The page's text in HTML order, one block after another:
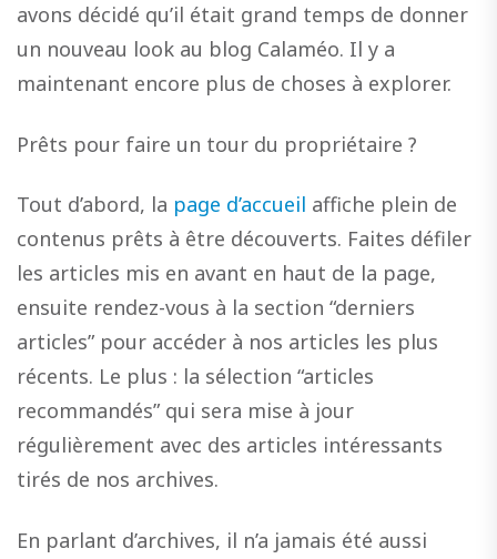
avons décidé qu’il était grand temps de donner
un nouveau look au blog Calaméo. Il y a
maintenant encore plus de choses à explorer.
Prêts pour faire un tour du propriétaire ?
Tout d’abord, la page d’accueil affiche plein de
contenus prêts à être découverts. Faites défiler
les articles mis en avant en haut de la page,
ensuite rendez-vous à la section “derniers
articles” pour accéder à nos articles les plus
récents. Le plus : la sélection “articles
recommandés” qui sera mise à jour
régulièrement avec des articles intéressants
tirés de nos archives.
En parlant d’archives, il n’a jamais été aussi